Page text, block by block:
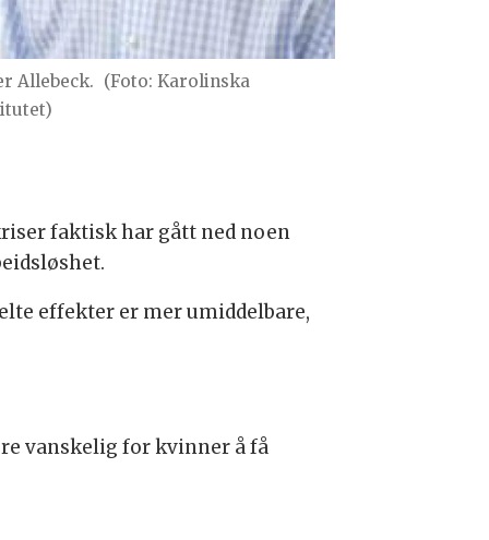
Allebeck. (Foto: Karolinska
faktisk har gått ned noen
effekter er mer umiddelbare,
vanskelig for kvinner å få